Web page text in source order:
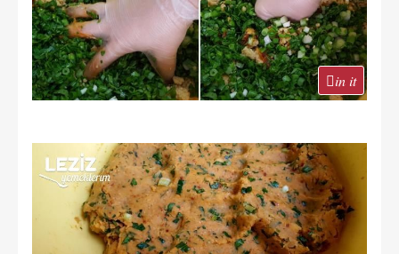
in it